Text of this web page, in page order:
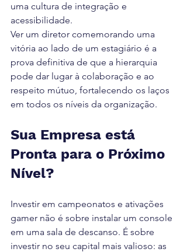
uma cultura de integração e
acessibilidade.
Ver um diretor comemorando uma
vitória ao lado de um estagiário é a
prova definitiva de que a hierarquia
pode dar lugar à colaboração e ao
respeito mútuo, fortalecendo os laços
em todos os níveis da organização.
Sua Empresa está
Pronta para o Próximo
Nível?
Investir em campeonatos e ativações
gamer não é sobre instalar um console
em uma sala de descanso. É sobre
investir no seu capital mais valioso: as